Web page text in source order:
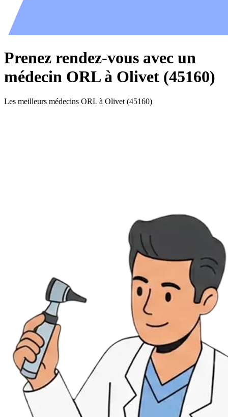
Prenez rendez-vous avec un
médecin ORL à Olivet (45160)
Les meilleurs médecins ORL à Olivet (45160)